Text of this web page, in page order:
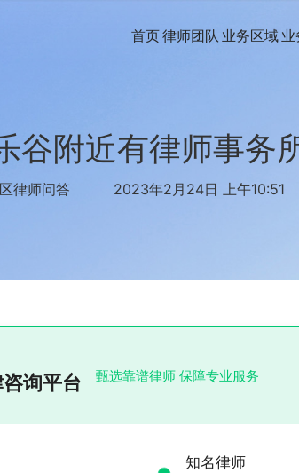
首页律师团队 业务区域
谷附近有律师事务
律师问答 2023年2月24日 上午10:51
询平台 甄选靠谱律师 保障专业服务
知名律师